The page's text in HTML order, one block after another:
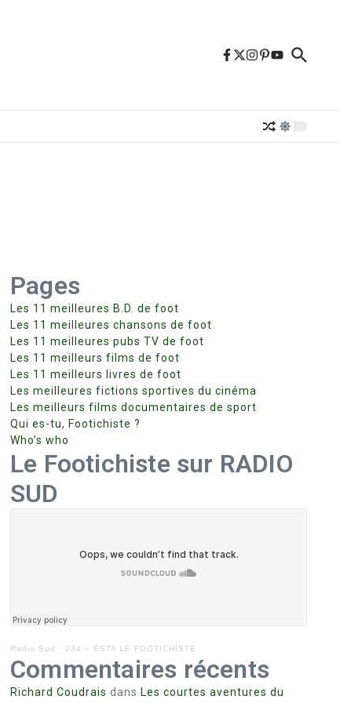
Pages
Les 11 meilleures B.D. de foot
Les 11 meilleures chansons de foot
Les 11 meilleures pubs TV de foot
Les 11 meilleurs films de foot
Les 11 meilleurs livres de foot
Les meilleures fictions sportives du cinéma
Les meilleurs films documentaires de sport
Qui es-tu, Footichiste ?
Who’s who
Le Footichiste sur RADIO
SUD
Radio Sud · 234 – ESTA LE FOOTICHISTE
Commentaires récents
Richard Coudrais dans Les courtes aventures du